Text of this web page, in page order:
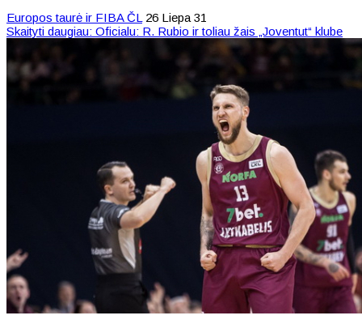
Europos taurė ir FIBA ČL 26 Liepa 31
Skaityti daugiau: Oficialu: R. Rubio ir toliau žais „Joventut“ klube